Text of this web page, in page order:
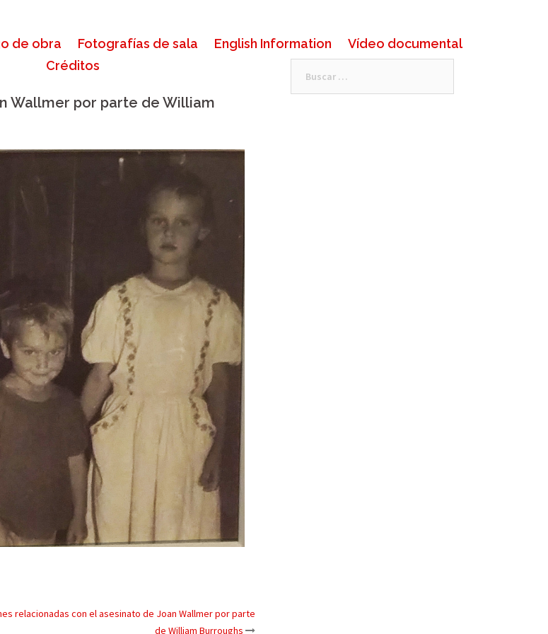
de obra Fotografías de sala English Information
Vídeo documental
Créditos
Wallmer por parte de William
relacionadas con el asesinato de Joan Wallmer por parte
de William Burroughs